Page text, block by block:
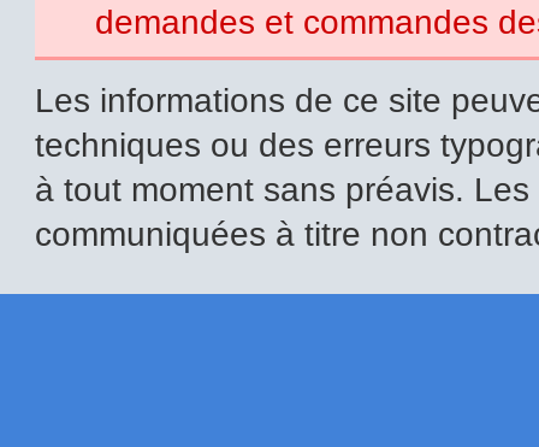
demandes et commandes
Les informations de ce site
techniques ou des erreurs
à tout moment sans préavis.
communiquées à titre non